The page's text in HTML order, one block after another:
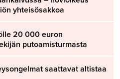
yhteisösakkoa
20 000 euron
putoamisturmasta
saattavat altistaa